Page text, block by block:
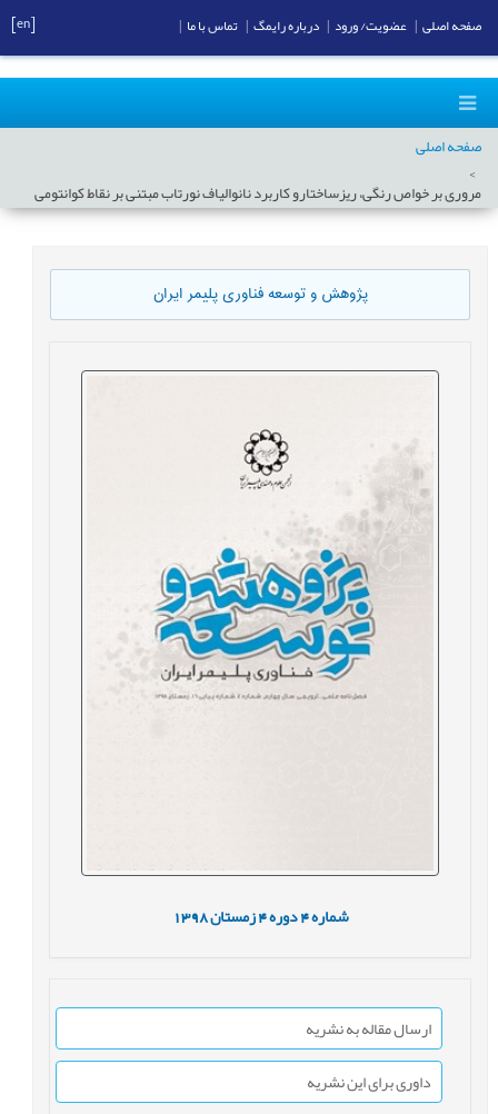
صفحه اصلی
مروری بر خواص رنگی، ریزساختارو کاربرد نانوالیاف نورتاب مبتنی بر نقاط کوانتومی
پژوهش و توسعه فناوری پلیمر ایران
شماره4 دوره4 زمستان1398
ارسال مقاله به نشریه
داوری برای این نشریه
صفحه اصلی عضویت/ ورود درباره رایمگ تماس با ما